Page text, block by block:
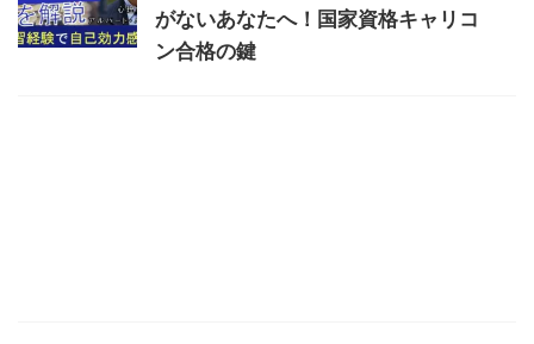
がないあなたへ！国家資格キャリコ
ン合格の鍵